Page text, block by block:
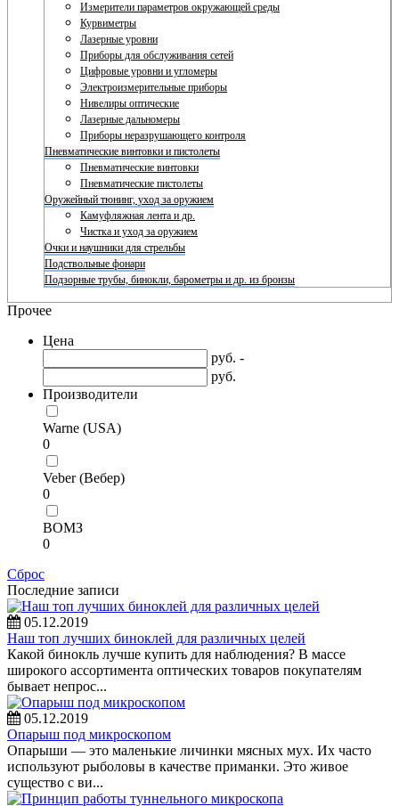
Измерители параметров окружающей среды
Курвиметры
Лазерные уровни
Приборы для обслуживания сетей
Цифровые уровни и угломеры
Электроизмерительные приборы
Нивелиры оптические
Лазерные дальномеры
Приборы неразрушающего контроля
Пневматические винтовки и пистолеты
Пневматические винтовки
Пневматические пистолеты
Оружейный тюнинг, уход за оружием
Камуфляжная лента и др.
Чистка и уход за оружием
Очки и наушники для стрельбы
Подствольные фонари
Подзорные трубы, бинокли, барометры и др. из бронзы
Прочее
Цена
руб. -
руб.
Производители
Warne (USA)
0
Veber (Вебер)
0
ВОМЗ
0
Сброс
Последние записи
05.12.2019
Наш топ лучших биноклей для различных целей
Какой бинокль лучше купить для наблюдения? В массе
широкого ассортимента оптических товаров покупателям
бывает непрос...
05.12.2019
Опарыш под микроскопом
Опарыши — это маленькие личинки мясных мух. Их часто
используют рыболовы в качестве приманки. Это живое
существо с ви...